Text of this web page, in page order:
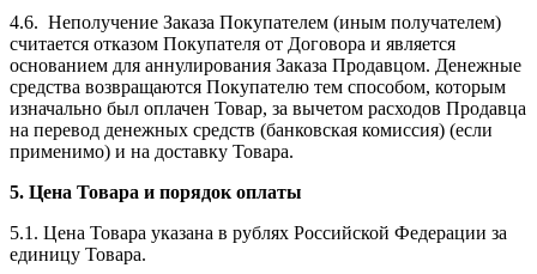
4.6. Неполучение Заказа Покупателем (иным получателем)
считается отказом Покупателя от Договора и является
основанием для аннулирования Заказа Продавцом. Денежные
средства возвращаются Покупателю тем способом, которым
изначально был оплачен Товар, за вычетом расходов Продавца
на перевод денежных средств (банковская комиссия) (если
применимо) и на доставку Товара.
5. Цена Товара и порядок оплаты
5.1. Цена Товара указана в рублях Российской Федерации за
единицу Товара.